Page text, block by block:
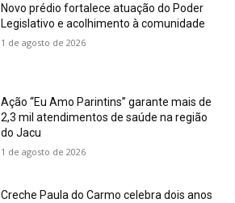
Novo prédio fortalece atuação do Poder
Legislativo e acolhimento à comunidade
1 de agosto de 2026
Ação “Eu Amo Parintins” garante mais de
2,3 mil atendimentos de saúde na região
do Jacu
1 de agosto de 2026
Creche Paula do Carmo celebra dois anos